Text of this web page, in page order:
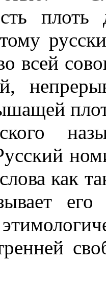
плоть
всей
как
его